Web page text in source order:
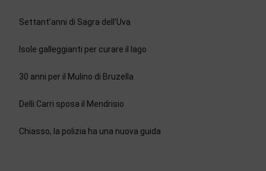
Settant’anni di Sagra dell’Uva
Isole galleggianti per curare il lago
30 anni per il Mulino di Bruzella
Delli Carri sposa il Mendrisio
Chiasso, la polizia ha una nuova guida